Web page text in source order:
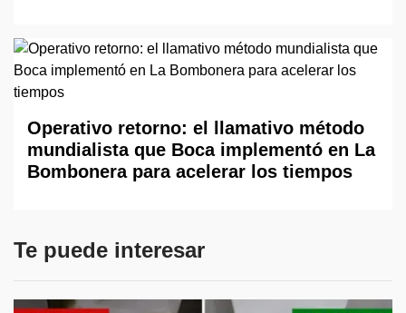
Operativo retorno: el llamativo método
mundialista que Boca implementó en La
Bombonera para acelerar los tiempos
Te puede interesar